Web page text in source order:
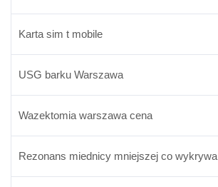
Karta sim t mobile
USG barku Warszawa
Wazektomia warszawa cena
Rezonans miednicy mniejszej co wykrywa